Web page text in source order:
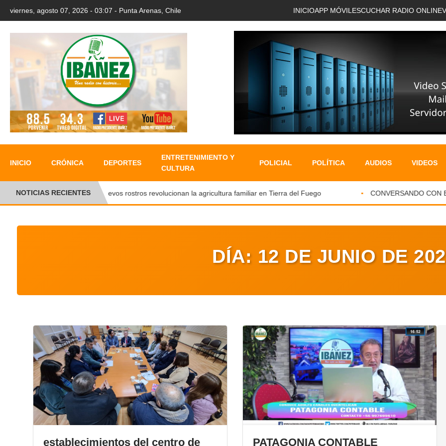
viernes, agosto 07, 2026 - 03:07 - Punta Arenas, Chile INICIOAPP MÓVIL ESCUCHAR RADIO ONLINE
INICIO CRÓNICA DEPORTES
ENTRETENIMIENTO Y
CULTURA
POLICIAL POLÍTICA AUDIOS VIDEOS
NOTICIAS RECIENTESNuevos rostros revolucionan la agricultura familiar en Tierra del Fuego CONVERSANDO CON EL
DÍA: 12 DE JUNIO DE
establecimientos del centro de PATAGONIA CONTABLE